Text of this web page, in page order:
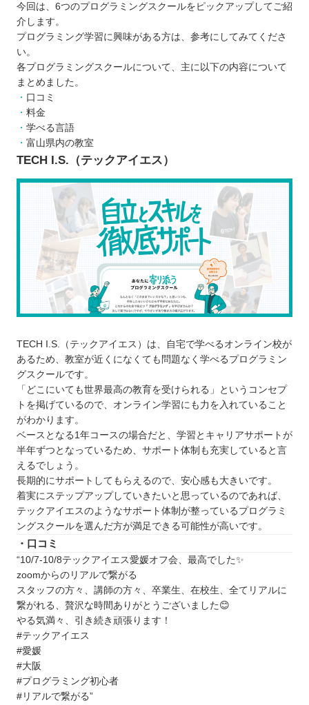
今回は、6つのプログラミングスクールをピックアップしてご紹
介します。
プログラミング学習に興味がある方は、参考にしてみてくださ
い。
各プログラミングスクールについて、主に以下の内容について
まとめました。
口コミ
料金
学べる言語
富山県内の教室
TECH I.S.（テックアイエス）
TECH I.S.（テックアイエス）は、自宅で学べるオンライン校が
あるため、教室が近くになくても問題なく学べるプログラミン
グスクールです。
「どこにいても世界最高の教育を受けられる」というコンセプ
トを掲げているので、オンライン学習にも力を入れていること
がわかります。
ベースとなる1年コースの場合だと、学習とキャリアサポートが
半年ずつとなっているため、サポート体制も充実していると言
えるでしょう。
長期的にサポートしてもらえるので、安心感も大きいです。
着実にステップアップしていきたいと思っているのであれば、
テックアイエスのようなサポート体制が整っているプログラミ
ングスクールを選んだ方が満足できる可能性が高いです。
・口コミ
“10/7-10/8テックアイエス愛媛オフ会、最高でした✨
zoomからのリアルで繋がる
スタッフの方々、講師の方々、卒業生、在校生、全てリアルに
繋がれる、贅沢な時間ありがとうございました😊
やる気満々、引き続き頑張ります！
#テックアイエス
#愛媛
#大阪
#プログラミング初心者
#リアルで繋がる”